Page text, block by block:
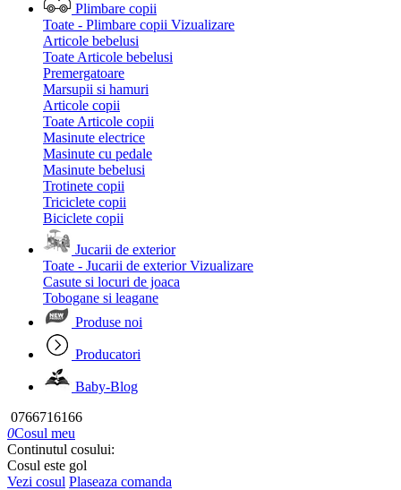
Plimbare copii
Toate - Plimbare copii Vizualizare
Articole bebelusi
Toate Articole bebelusi
Premergatoare
Marsupii si hamuri
Articole copii
Toate Articole copii
Masinute electrice
Masinute cu pedale
Masinute bebelusi
Trotinete copii
Triciclete copii
Biciclete copii
Jucarii de exterior
Toate - Jucarii de exterior Vizualizare
Casute si locuri de joaca
Tobogane si leagane
Produse noi
Producatori
Baby-Blog
0766716166
0Cosul meu
Continutul cosului:
Cosul este gol
Vezi cosul Plaseaza comanda